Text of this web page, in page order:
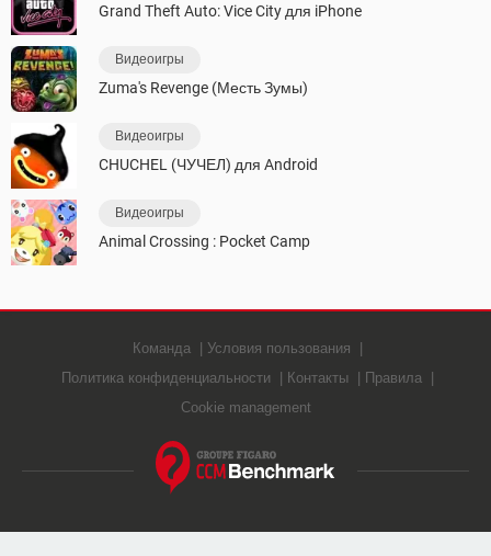
Grand Theft Auto: Vice City для iPhone
Видеоигры
Zuma's Revenge (Месть Зумы)
Видеоигры
CHUCHEL (ЧУЧЕЛ) для Android
Видеоигры
Animal Crossing : Pocket Camp
Команда
Условия пользования
Политика конфиденциальности
Контакты
Правила
Cookie management